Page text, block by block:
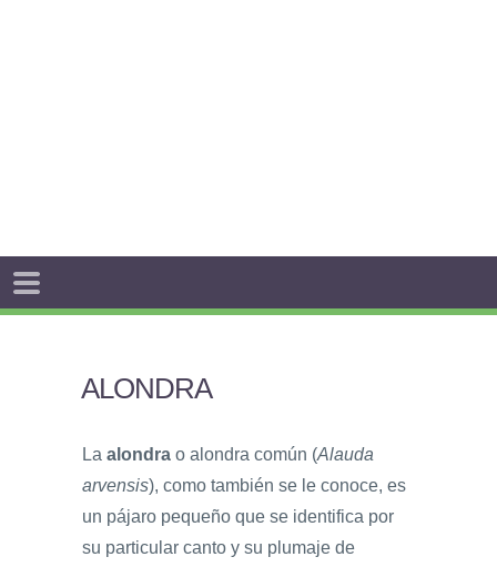
ALONDRA
La alondra o alondra común (Alauda
arvensis), como también se le conoce, es
un pájaro pequeño que se identifica por
su particular canto y su plumaje de